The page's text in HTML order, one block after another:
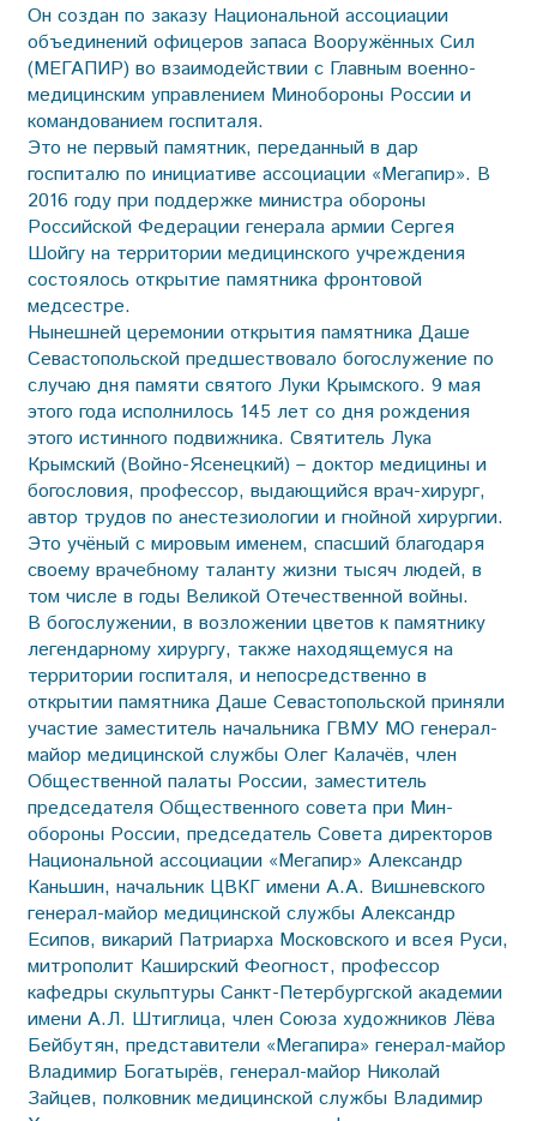
Он создан по заказу Национальной ассоциации
объединений офицеров запаса Вооружённых Сил
(МЕГАПИР) во взаимодействии с Главным военно-
медицинским управлением Минобороны России и
командованием госпиталя.
Это не первый памятник, переданный в дар
госпиталю по инициативе ассоциации «Мегапир». В
2016 году при поддержке министра обороны
Российской Федерации генерала армии Сергея
Шойгу на территории медицинского учреждения
состоялось открытие памятника фронтовой
медсестре.
Нынешней церемонии открытия памятника Даше
Севастопольской предшествовало богослужение по
случаю дня памяти святого Луки Крымского. 9 мая
этого года исполнилось 145 лет со дня рождения
этого истинного подвижника. Святитель Лука
Крымский (Вой­но-Ясенецкий) – доктор медицины и
богословия, профессор, выдающийся врач-хирург,
автор трудов по анестезиологии и гнойной хирургии.
Это учёный с мировым именем, спасший благодаря
своему врачебному таланту жизни тысяч людей, в
том числе в годы Великой Отечественной войны.
В богослужении, в возложении цветов к памятнику
легендарному хирургу, также находящемуся на
территории госпиталя, и непосредственно в
открытии памятника Даше Севастопольской приняли
участие заместитель начальника ГВМУ МО генерал-
майор медицинской службы Олег Калачёв, член
Общественной палаты России, заместитель
председателя Общественного совета при Мин­
обороны России, председатель Совета директоров
Национальной ассоциации «Мегапир» Александр
Каньшин, начальник ЦВКГ имени А.А. Вишневского
генерал-майор медицинской службы Александр
Есипов, викарий Патриарха Московского и всея Руси,
митрополит Каширский Феогност, профессор
кафедры скульп­туры Санкт-Петербургской академии
имени А.Л. Штиглица, член Союза художников Лёва
Бейбутян, представители «Мегапира» генерал-майор
Владимир Богатырёв, генерал-майор Николай
Зайцев, полковник медицинской службы Владимир